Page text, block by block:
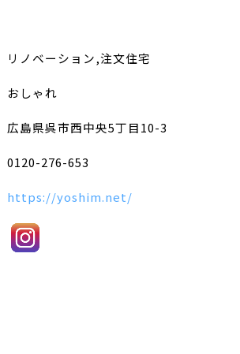
リノベーション,注文住宅
おしゃれ
広島県呉市西中央5丁目10-3
0120-276-653
https://yoshim.net/